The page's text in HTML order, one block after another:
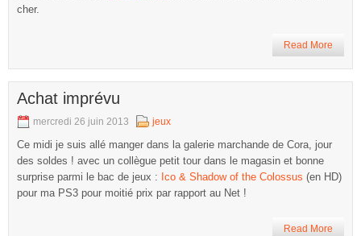
cher.
Read More
Achat imprévu
mercredi 26 juin 2013 jeux
Ce midi je suis allé manger dans la galerie marchande de Cora, jour
des soldes ! avec un collègue petit tour dans le magasin et bonne
surprise parmi le bac de jeux : Ico & Shadow of the Colossus (en HD)
pour ma PS3 pour moitié prix par rapport au Net !
Read More